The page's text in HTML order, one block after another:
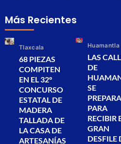
Más Recientes
Tlaxcala
68 PIEZAS
COMPITEN
EN EL 32°
CONCURSO
ESTATAL DE
MADERA
TALLADA DE
LA CASA DE
ARTESANÍAS
Huamantla
LAS
DE
SE
PARA
RECIBIR
GRAN
DESFILE